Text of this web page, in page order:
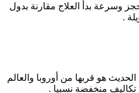
وسرعة بدأ العلاج مقارنة بدول
.
هو قربها من أوروبا والعالم
تكاليف منخفضة نسبيا .